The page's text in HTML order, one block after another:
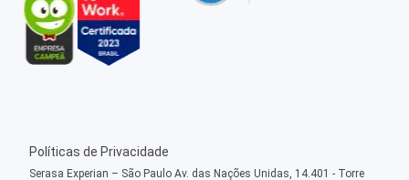
Políticas de Privacidade
Serasa Experian – São Paulo Av. das Nações Unidas, 14.401 - Torre